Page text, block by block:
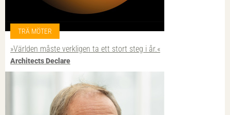
TRÄ MÖTER
»Världen måste verkligen ta ett stort steg i år.«
Architects Declare